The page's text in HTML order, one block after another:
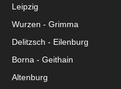
Leipzig
Wurzen - Grimma
Delitzsch - Eilenburg
Borna - Geithain
Altenburg